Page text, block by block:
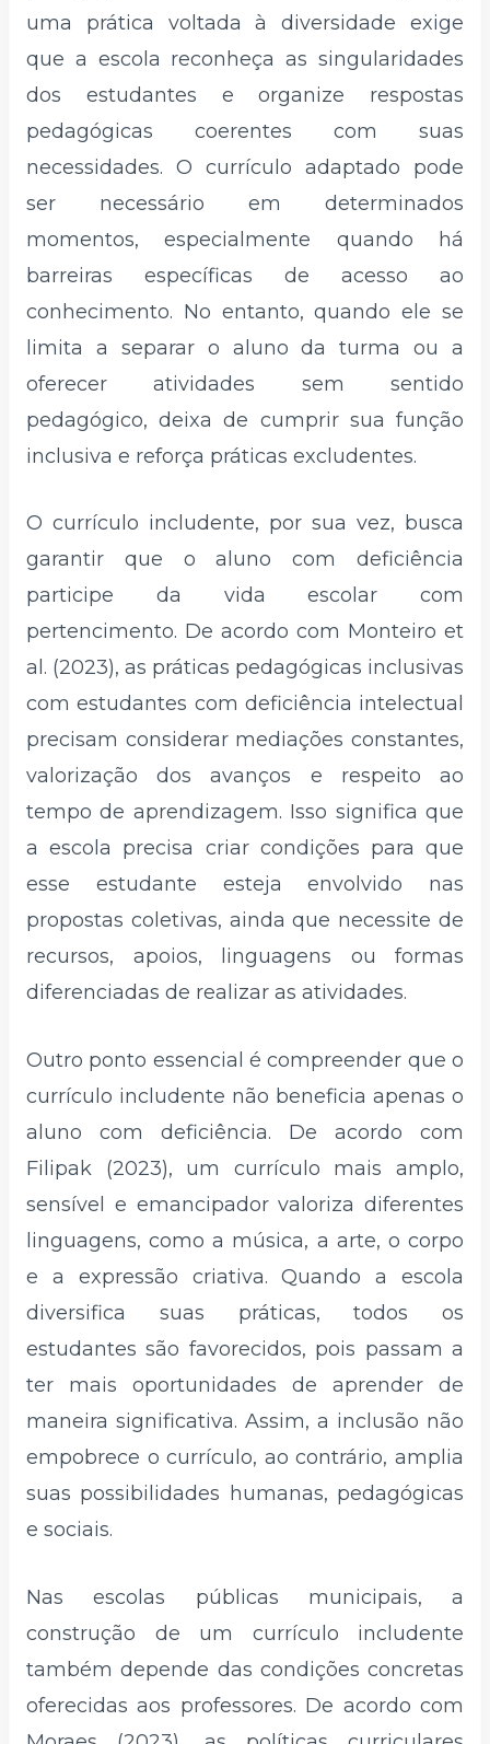
uma prática voltada à diversidade exige
que a escola reconheça as singularidades
dos estudantes e organize respostas
pedagógicas coerentes com suas
necessidades. O currículo adaptado pode
ser necessário em determinados
momentos, especialmente quando há
barreiras específicas de acesso ao
conhecimento. No entanto, quando ele se
limita a separar o aluno da turma ou a
oferecer atividades sem sentido
pedagógico, deixa de cumprir sua função
inclusiva e reforça práticas excludentes.
O currículo includente, por sua vez, busca
garantir que o aluno com deficiência
participe da vida escolar com
pertencimento. De acordo com Monteiro et
al. (2023), as práticas pedagógicas inclusivas
com estudantes com deficiência intelectual
precisam considerar mediações constantes,
valorização dos avanços e respeito ao
tempo de aprendizagem. Isso significa que
a escola precisa criar condições para que
esse estudante esteja envolvido nas
propostas coletivas, ainda que necessite de
recursos, apoios, linguagens ou formas
diferenciadas de realizar as atividades.
Outro ponto essencial é compreender que o
currículo includente não beneficia apenas o
aluno com deficiência. De acordo com
Filipak (2023), um currículo mais amplo,
sensível e emancipador valoriza diferentes
linguagens, como a música, a arte, o corpo
e a expressão criativa. Quando a escola
diversifica suas práticas, todos os
estudantes são favorecidos, pois passam a
ter mais oportunidades de aprender de
maneira significativa. Assim, a inclusão não
empobrece o currículo, ao contrário, amplia
suas possibilidades humanas, pedagógicas
e sociais.
Nas escolas públicas municipais, a
construção de um currículo includente
também depende das condições concretas
oferecidas aos professores. De acordo com